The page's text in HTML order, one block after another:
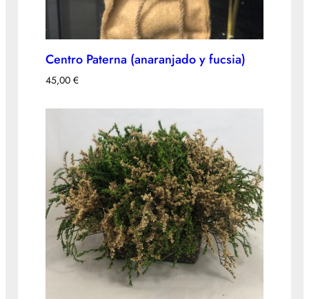
Centro Paterna (anaranjado y fucsia)
45,00 €